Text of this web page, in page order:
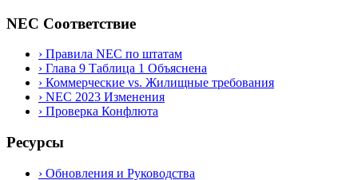
NEC Соответствие
› Правила NEC по штатам
› Глава 9 Таблица 1 Объяснена
› Коммерческие vs. Жилищные требования
› NEC 2023 Изменения
› Проверка Конфлюта
Ресурсы
› Обновления и Руководства